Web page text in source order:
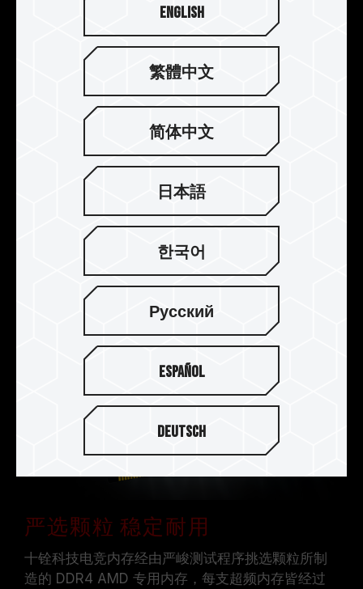
强化结构 提升散热
采用厚度 0.8 mm 的铝合金一体成形冲压制程，加
上电解阳极氧化制程，抗腐蚀能力不导电，透过超
传导导热背胶热传导至铝合金模块来提升散热，让
超频内存维持在有效工作温度内。
严选颗粒 稳定耐用
十铨科技电竞内存经由严峻测试程序挑选颗粒所制
造的 DDR4 AMD 专用内存，每支超频内存皆经过
English
繁體中文
简体中文
日本語
한국어
Русский
Español
Deutsch